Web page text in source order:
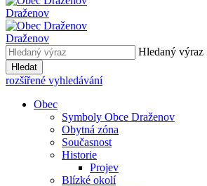
Draženov
Draženov
Hledaný výraz
Hledat
rozšířené vyhledávání
Obec
Symboly Obce Draženov
Obytná zóna
Současnost
Historie
Projev
Blízké okolí